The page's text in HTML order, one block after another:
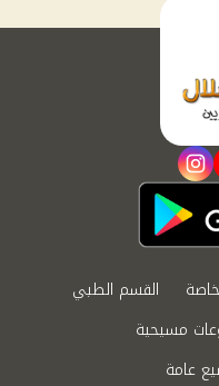
instagram
القسم الطبي
مسيحية
عامة